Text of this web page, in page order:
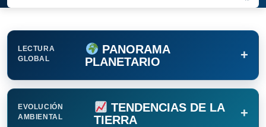
LECTURA
GLOBAL
PANORAMA
PLANETARIO
+
EVOLUCIÓN
AMBIENTAL
TENDENCIAS DE LA
TIERRA
+